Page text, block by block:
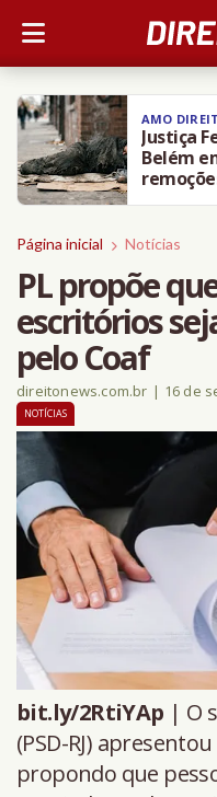
AMO
Justiça
Belém
situação
Página inicial Notícias
PL propõe
escritórios
pelo Coaf
direitonews.com.br | 16 de
NOTÍCIAS
bit.ly/2RtiYAp | O
(PSD-RJ)
propondo que